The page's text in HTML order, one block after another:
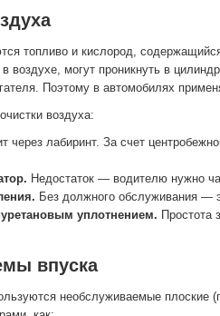
топливо и кислород,
воздухе, могут проникнуть в
Поэтому в автомобилях
воздуха:
через лабиринт. За счет
Недостаток — водителю нужно
Без должного обслуживания —
уплотнением. Простота
впуска
необслуживаемые